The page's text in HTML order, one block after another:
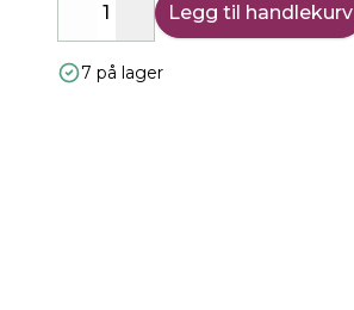
DecreaseIncrease
Legg til handlekurv
7 på lager